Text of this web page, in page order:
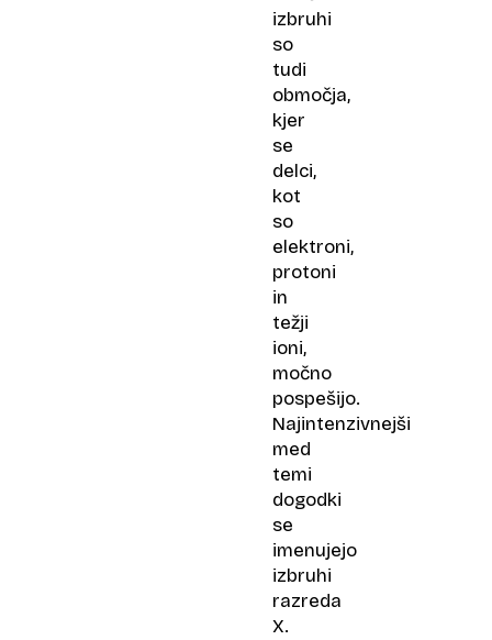
en
izbruhi
so
tudi
območja,
kjer
se
delci,
kot
so
elektroni,
protoni
in
težji
ioni,
močno
pospešijo.
Najintenzivnejši
med
temi
dogodki
se
imenujejo
izbruhi
razreda
X.